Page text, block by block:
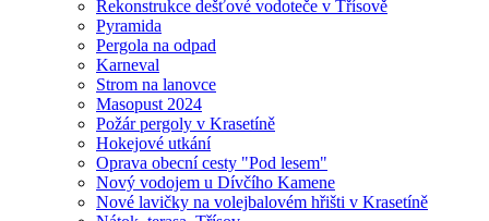
Rekonstrukce dešťové vodoteče v Třísově
Pyramida
Pergola na odpad
Karneval
Strom na lanovce
Masopust 2024
Požár pergoly v Krasetíně
Hokejové utkání
Oprava obecní cesty "Pod lesem"
Nový vodojem u Dívčího Kamene
Nové lavičky na volejbalovém hřišti v Krasetíně